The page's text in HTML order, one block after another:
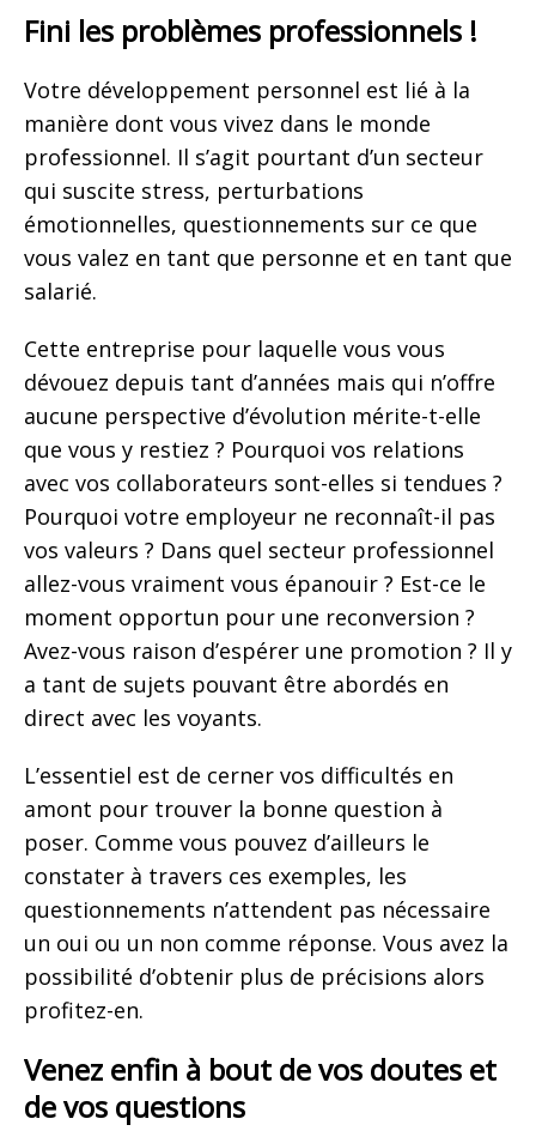
Fini les problèmes professionnels !
Votre développement personnel est lié à la
manière dont vous vivez dans le monde
professionnel. Il s’agit pourtant d’un secteur
qui suscite stress, perturbations
émotionnelles, questionnements sur ce que
vous valez en tant que personne et en tant que
salarié.
Cette entreprise pour laquelle vous vous
dévouez depuis tant d’années mais qui n’offre
aucune perspective d’évolution mérite-t-elle
que vous y restiez ? Pourquoi vos relations
avec vos collaborateurs sont-elles si tendues ?
Pourquoi votre employeur ne reconnaît-il pas
vos valeurs ? Dans quel secteur professionnel
allez-vous vraiment vous épanouir ? Est-ce le
moment opportun pour une reconversion ?
Avez-vous raison d’espérer une promotion ? Il y
a tant de sujets pouvant être abordés en
direct avec les voyants.
L’essentiel est de cerner vos difficultés en
amont pour trouver la bonne question à
poser. Comme vous pouvez d’ailleurs le
constater à travers ces exemples, les
questionnements n’attendent pas nécessaire
un oui ou un non comme réponse. Vous avez la
possibilité d’obtenir plus de précisions alors
profitez-en.
Venez enfin à bout de vos doutes et
de vos questions